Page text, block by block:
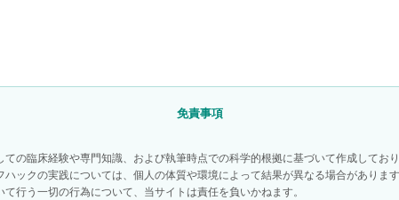
免責事項
の臨床経験や専門知識、および執筆時点での科学的根拠に基づいて作成して
ックの実践については、個人の体質や環境によって結果が異なる場合がありま
行う一切の行為について、当サイトは責任を負いかねます。